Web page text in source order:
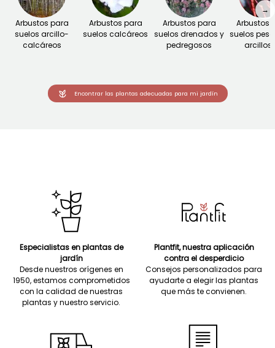
Arbustos para
suelos arcillo-
calcáreos
Arbustos para
suelos calcáreos
Arbustos para
suelos drenados y
pedregosos
Arbustos
suelos
→
Encontrar las plantas adecuadas para mi jardín
Especialistas en plantas de
jardín
Desde nuestros orígenes en
1950, estamos comprometidos
con la calidad de nuestras
plantas y nuestro servicio.
Plantfit, nuestra aplicación
contra el desperdicio
Consejos personalizados para
ayudarte a elegir las plantas
que más te convienen.